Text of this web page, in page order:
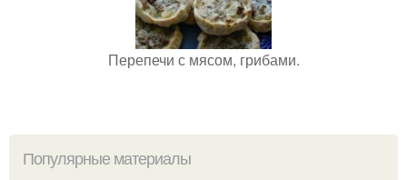
Перепечи с мясом, грибами.
Популярные материалы